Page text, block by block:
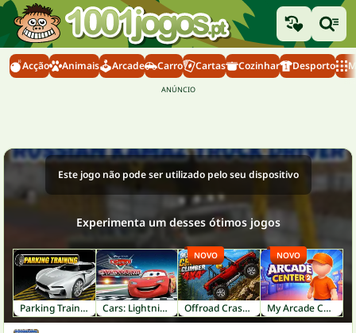
Acção Animais Arcade Carro Cartas Cozinhar Desporto
Este jogo não pode ser utilizado pelo seu dispositivo
Experimenta um desses ótimos jogos
Parking Training Cars: Lightning Speed Offroad Crash Climber 4X4
NOVO
My Arcade Center 2
NOVO